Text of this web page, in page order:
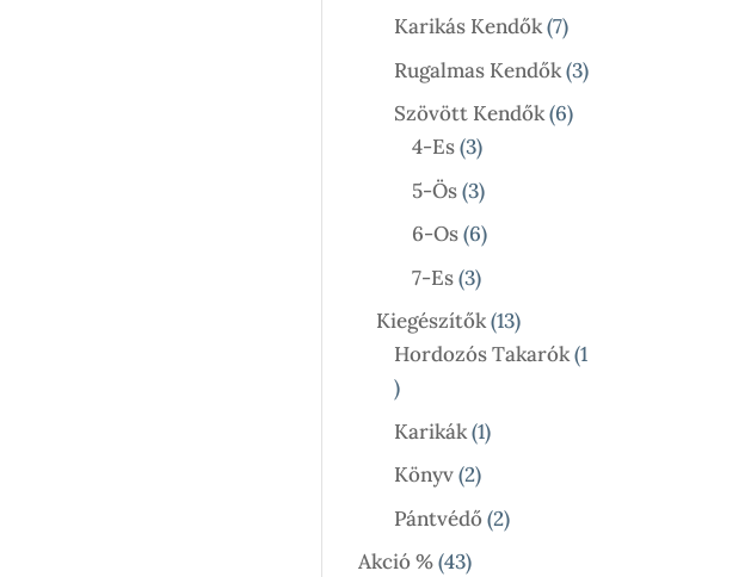
Termék
Karikás Kendők 77
Termék
Rugalmas Kendők 33
Szövött Kendők 66
4-Es 33
Termék
5-Ös 33
Termék
6-Os 66
7-Es 33
Termék
Kiegészítők 1313
Termék
Hordozós Takarók 1
1
Termék
Karikák 11
Könyv 22
Termék
Pántvédő 22
Akció % 4343